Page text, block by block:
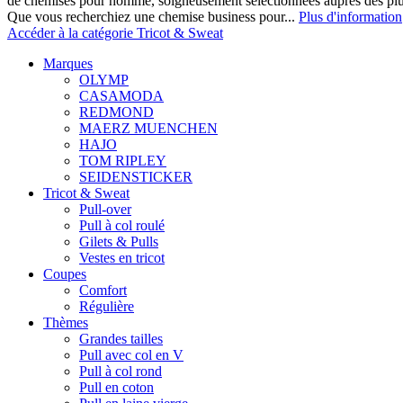
Que vous recherchiez une chemise business pour... Plus d'information
Accéder à la catégorie Tricot & Sweat
Marques
OLYMP
CASAMODA
REDMOND
MAERZ MUENCHEN
HAJO
TOM RIPLEY
SEIDENSTICKER
Tricot & Sweat
Pull-over
Pull à col roulé
Gilets & Pulls
Vestes en tricot
Coupes
Comfort
Régulière
Thèmes
Grandes tailles
Pull avec col en V
Pull à col rond
Pull en coton